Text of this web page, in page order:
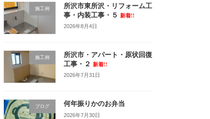
施工例
所沢市東所沢・リフォーム工
事・内装工事・５
新着!!
2026年8月4日
施工例
所沢市・アパート・原状回復
工事・２
新着!!
2026年7月31日
ブログ 何年振りかのお弁当
2026年7月30日